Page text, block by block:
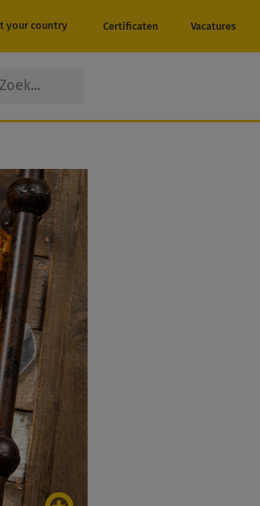
your country Certificaten Vacatures